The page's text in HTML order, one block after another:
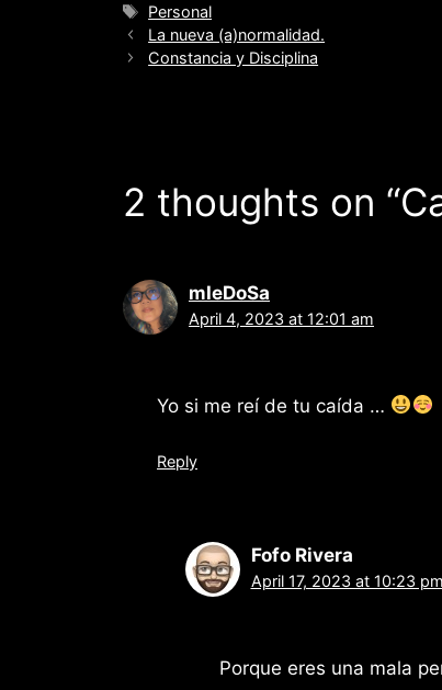
Tags
Personal
La nueva (a)normalidad.
Constancia y Disciplina
2 thoughts on
mIeDoSa
April 4, 2023 at 12:01 am
Yo si me reí de tu caída …
Reply
Fofo Rivera
April 17, 2023 at 10:23 pm
Porque eres una mala